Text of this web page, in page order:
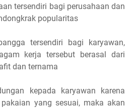
tersendiri bagi perusahaan dan
popularitas
tersendiri bagi karyawan,
kerja tersebut berasal dari
dan ternama
kepada karyawan karena
yang sesuai, maka akan